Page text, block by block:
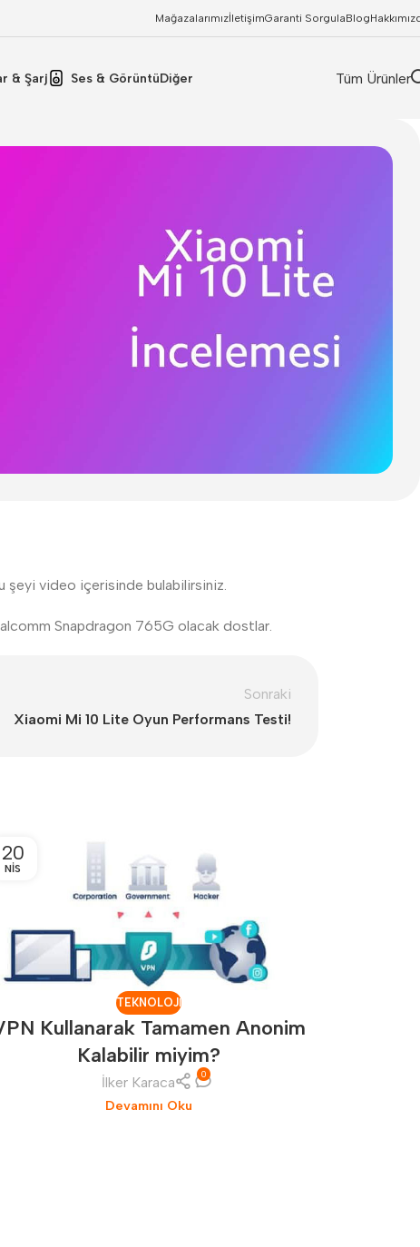
MağazalarımızİletişimGaranti SorgulaBlog
& Şarj Ses & GörüntüDiğer Tüm Ürünler
şeyi video içerisinde bulabilirsiniz.
Snapdragon 765G olacak dostlar.
Sonraki
Xiaomi Mi 10 Lite Oyun Performans Testi!
20
NIS
TEKNOLOJI
Kullanarak Tamamen Anonim
Kalabilir miyim?
İlker Karaca 0
Devamını Oku